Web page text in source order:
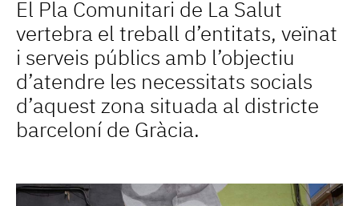
El Pla Comunitari de La Salut
vertebra el treball d’entitats, veïnat
i serveis públics amb l’objectiu
d’atendre les necessitats socials
d’aquest zona situada al districte
barceloní de Gràcia.